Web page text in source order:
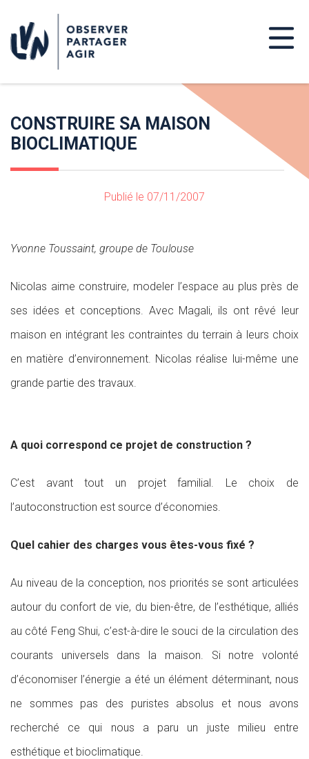
CONSTRUIRE SA MAISON
BIOCLIMATIQUE
Publié le 07/11/2007
Yvonne Toussaint, groupe de Toulouse
Nicolas aime construire, modeler l’espace au plus près de
ses idées et conceptions. Avec Magali, ils ont rêvé leur
maison en intégrant les contraintes du terrain à leurs choix
en matière d’environnement. Nicolas réalise lui-même une
grande partie des travaux.
A quoi correspond ce projet de construction ?
C’est avant tout un projet familial. Le choix de
l’autoconstruction est source d’économies.
Quel cahier des charges vous êtes-vous fixé ?
Au niveau de la conception, nos priorités se sont articulées
autour du confort de vie, du bien-être, de l’esthétique, alliés
au côté Feng Shui, c’est-à-dire le souci de la circulation des
courants universels dans la maison. Si notre volonté
d’économiser l’énergie a été un élément déterminant, nous
ne sommes pas des puristes absolus et nous avons
recherché ce qui nous a paru un juste milieu entre
esthétique et bioclimatique.